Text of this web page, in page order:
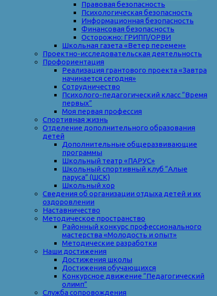
Правовая безопасность
Психологическая безопасность
Информационная безопасность
Финансовая безопасность
Осторожно: ГРИПП/ОРВИ
Школьная газета «Ветер перемен»
Проектно-исследовательская деятельность
Профориентация
Реализация грантового проекта «Завтра
начинается сегодня»
Сотрудничество
Психолого-педагогический класс “Время
первых”
Моя первая профессия
Спортивная жизнь
Отделение дополнительного образования
детей
Дополнительные общеразвивающие
программы
Школьный театр «ПАРУС»
Школьный спортивный клуб “Алые
паруса” (ШСК)
Школьный хор
Сведения об организации отдыха детей и их
оздоровлении
Наставничество
Методическое пространство
Районный конкурс профессионального
мастерства «Молодость и опыт»
Методические разработки
Наши достижения
Достижения школы
Достижения обучающихся
Конкурсное движение “Педагогический
олимп”
Служба сопровождения